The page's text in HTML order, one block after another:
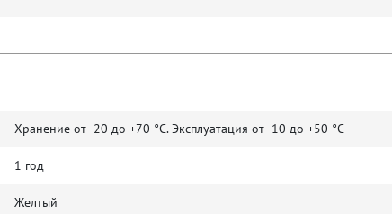
Хранение от -20 до +70 °C. Эксплуатация от -10 до +50 °C
1 год
Желтый